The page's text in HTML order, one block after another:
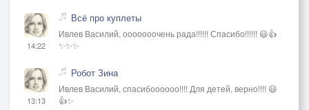
14:22
Всё про куплеты
Ивлев Василий, ооооооочень рада!!!!!! Спасибо!!!!!! 😃👍
✨✨✨
13:13
Робот Зина
Ивлев Василий, спасибоооооо!!!! Для детей, верно!!!! 😃
👍✨